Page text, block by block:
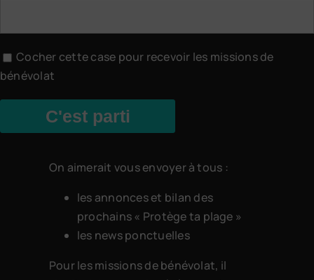
Cocher cette case pour recevoir les missions de
bénévolat
C'est parti
On aimerait vous envoyer à tous :
les annonces et bilan des
prochains « Protège ta plage »
les news ponctuelles
Pour les missions de bénévolat, il